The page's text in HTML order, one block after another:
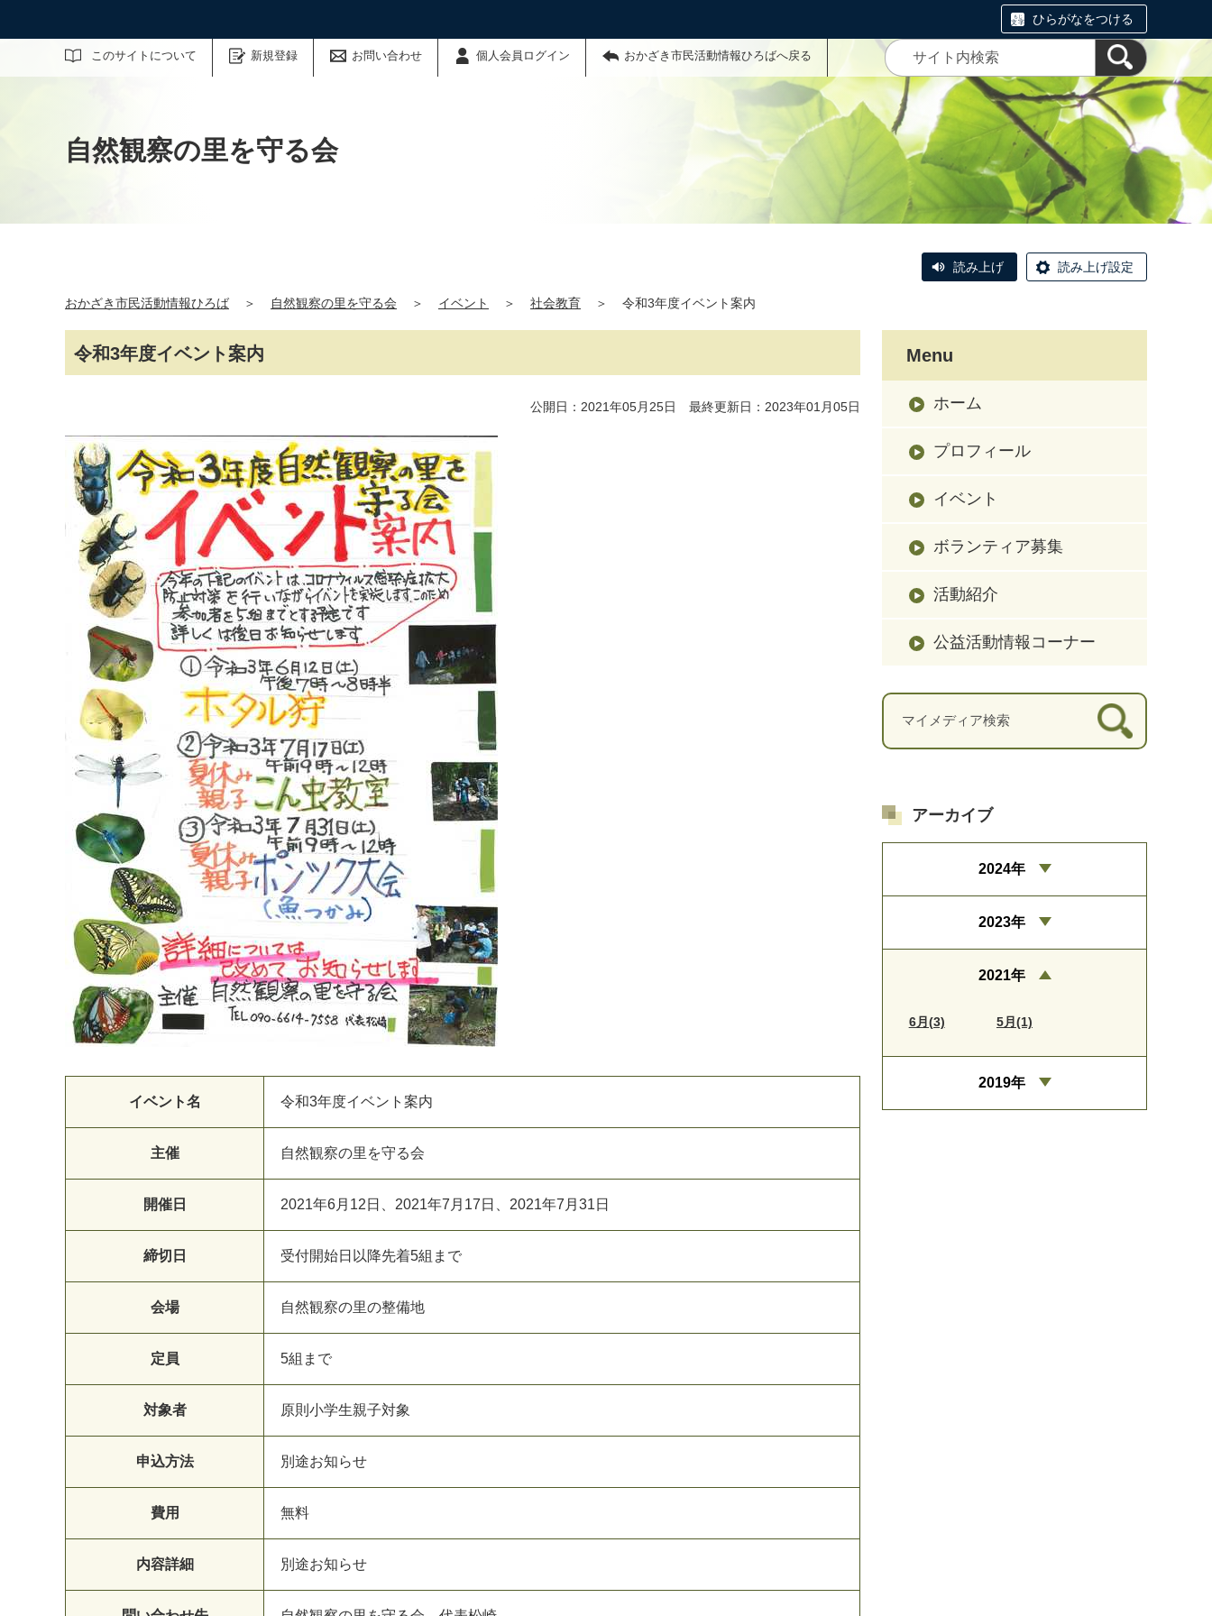
ひらがなをつける
このサイトについて 新規登録 お問い合わせ 個人会員ログイン おかざき市民活動情報ひろばへ戻る
サイト内検索
自然観察の里を守る会
読み上げ 読み上げ設定
おかざき市民活動情報ひろば ＞ 自然観察の里を守る会 ＞ イベント ＞ 社会教育 ＞ 令和3年度イベント案内
令和3年度イベント案内
公開日：2021年05月25日 最終更新日：2023年01月05日
イベント名 令和3年度イベント案内
主催 自然観察の里を守る会
開催日 2021年6月 12 日 2021年7 月 17 日 2021年7 月 31 日
締切日 受付開始日 以 降先着5組 ま で
会場 自然観察の里の整備地
定員 5組 ま で
対象者 原則 小学生親子対象
申込方法 別 途お知らせ
費用 無料
内容詳細 別 途お知らせ
Menu
ホーム
プロフィール
イベント
ボランティア募集
活動紹介
公益活動情報コーナー
マイメディア検索
アーカイブ
2024年
2023年
2021年
6月(3) 5月(1)
2019年